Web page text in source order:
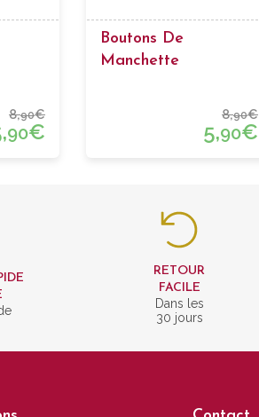
8,90€
90€
Boutons De
Manchette
8,90€
5,90€
RETOUR
FACILE
Dans les
30 jours